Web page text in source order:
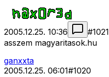
2005.12.25. 10:36 #1021
asszem magyaritasok.hu
ganxxta
2005.12.25. 06:01#1020